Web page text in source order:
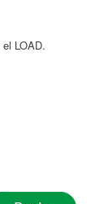
LOAD.